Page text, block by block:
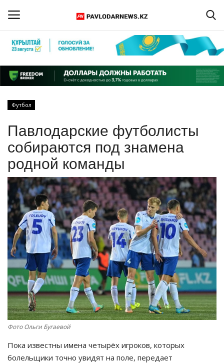
Регистрация
Главная
ПАВЛОДАРСКАЯ ОБЛАСТЬ
КАЗАХСТАН
МИР
СПЕЦПРОЕКТЫ
СПОРТ
Чек-лист
РАЗВЛЕЧЕНИЯ
OFFICIAL
Курултай
Футбол
Павлодарские футболисты
собираются под знамена
родной команды
Фото Ольги Бугаевой
Пока известны имена четырёх игроков, которых
болельщики точно увидят на поле, передает